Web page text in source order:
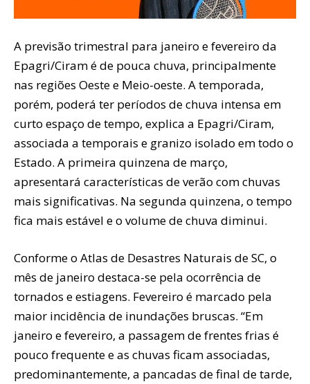
A previsão trimestral para janeiro e fevereiro da
Epagri/Ciram é de pouca chuva, principalmente
nas regiões Oeste e Meio-oeste. A temporada,
porém, poderá ter períodos de chuva intensa em
curto espaço de tempo, explica a Epagri/Ciram,
associada a temporais e granizo isolado em todo o
Estado. A primeira quinzena de março,
apresentará características de verão com chuvas
mais significativas. Na segunda quinzena, o tempo
fica mais estável e o volume de chuva diminui.
Conforme o Atlas de Desastres Naturais de SC, o
mês de janeiro destaca-se pela ocorrência de
tornados e estiagens. Fevereiro é marcado pela
maior incidência de inundações bruscas. “Em
janeiro e fevereiro, a passagem de frentes frias é
pouco frequente e as chuvas ficam associadas,
predominantemente, a pancadas de final de tarde,